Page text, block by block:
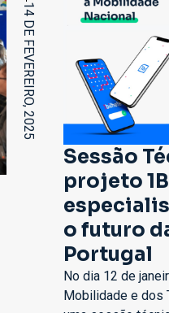
14 DE FEVEREIRO, 2025
Sessão
projeto
o futuro
Portugal
No dia 12 de
Mobilidade e dos